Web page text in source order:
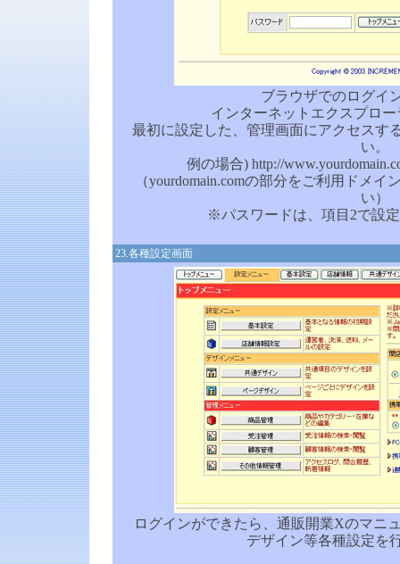
ブラウザでのログイ
インターネットエクスプロ
最初に設定した、管理画面にアクセスす
い。
例の場合) http://
（yourdomain.comの部分をご利用ドメ
い）
※パスワードは、項目2で設
23.各種設定画面
ログインができたら、通販開業Xのマニ
デザイン等各種設定を